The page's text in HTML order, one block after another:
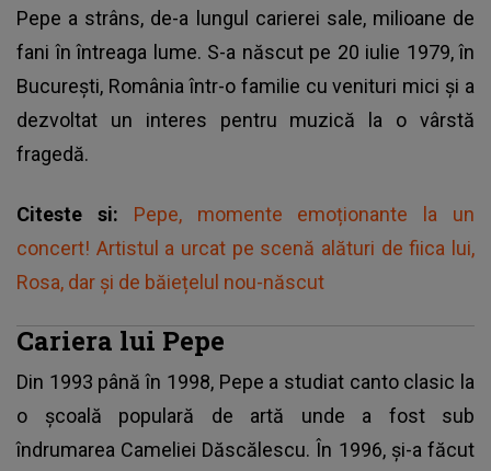
Pepe a strâns, de-a lungul carierei sale, milioane de
fani în întreaga lume. S-a născut pe 20 iulie 1979, în
București, România într-o familie cu venituri mici și a
dezvoltat un interes pentru muzică la o vârstă
fragedă.
Citeste si: Pepe, momente emoționante la un
concert! Artistul a urcat pe scenă alături de fiica lui,
Rosa, dar și de băiețelul nou-născut
Cariera lui Pepe
Din 1993 până în 1998, Pepe a studiat canto clasic la
o școală populară de artă unde a fost sub
îndrumarea Cameliei Dăscălescu. În 1996, și-a făcut